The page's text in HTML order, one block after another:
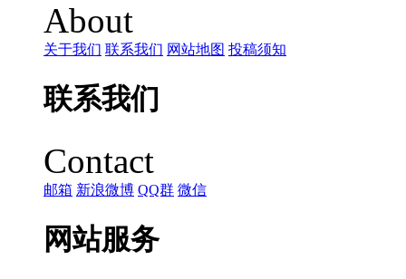
About
关于我们 联系我们 网站地图 投稿须知
联系我们
Contact
邮箱 新浪微博 QQ群 微信
网站服务